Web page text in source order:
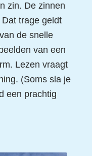
zin. De zinnen
trage geldt
de snelle
van een
Lezen vraagt
(Soms sla je
een prachtig